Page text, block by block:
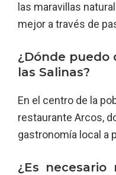
las maravillas
mejor a través de
¿Dónde puedo
las Salinas?
En el centro de la
restaurante Arcos,
gastronomía local a
¿Es necesario